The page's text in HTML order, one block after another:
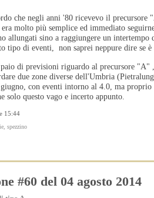
che negli anni '80 ricevevo il precursore
molto più semplice ed immediato
allungati sino a raggiungere un intertempo
tipo di eventi, non saprei neppure dire se è
paio di previsioni riguardo al precursore
due zone diverse dell'Umbria
con eventi intorno al 4.0, ma
solo questo vago e incerto appunto.
15:44
spezzino
#60 del 04 agosto 2014